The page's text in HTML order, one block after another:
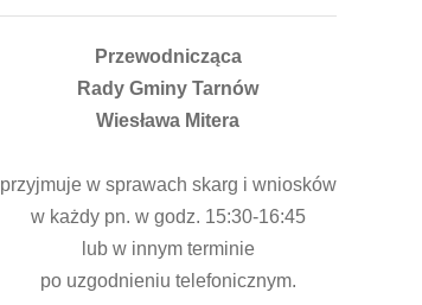
Przewodnicząca
Rady Gminy Tarnów
Wiesława Mitera
przyjmuje w sprawach skarg i wniosków
w każdy pn. w godz. 15:30-16:45
lub w innym terminie
po uzgodnieniu telefonicznym.